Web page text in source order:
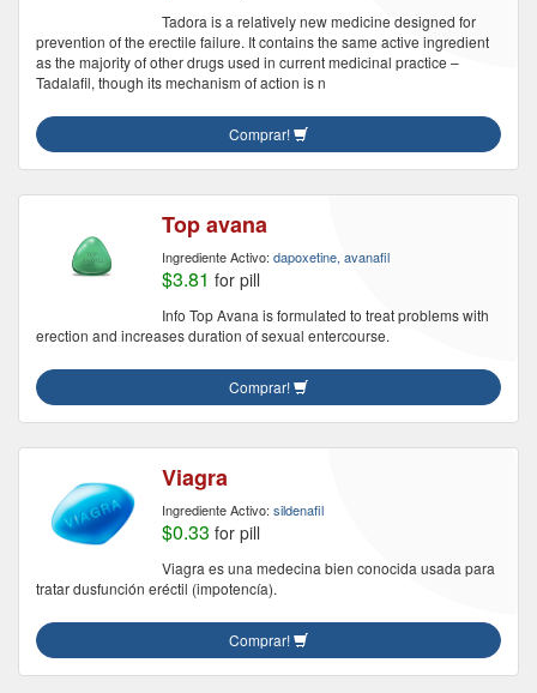
Tadora is a relatively new medicine designed for
prevention of the erectile failure. It contains the same active ingredient
as the majority of other drugs used in current medicinal practice –
Tadalafil, though its mechanism of action is n
Comprar!
Top avana
Ingrediente Activo: dapoxetine, avanafil
$3.81 for pill
Info Top Avana is formulated to treat problems with
erection and increases duration of sexual entercourse.
Comprar!
Viagra
Ingrediente Activo: sildenafil
$0.33 for pill
Viagra es una medecina bien conocida usada para
tratar dusfunción eréctil (impotencía).
Comprar!